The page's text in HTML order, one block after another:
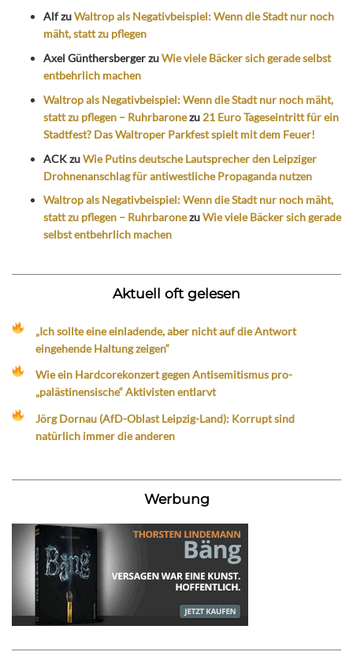
AlfzuWaltrop als Negativbeispiel: Wenn die Stadt nur noch
mäht, statt zu pflegen
Axel GünthersbergerzuWie viele Bäcker sich gerade selbst
entbehrlich machen
Waltrop als Negativbeispiel: Wenn die Stadt nur noch mäht,
statt zu pflegen – Ruhrbaronezu 21 Euro Tageseintritt für ein
Stadtfest? Das Waltroper Parkfest spielt mit dem Feuer!
ACKzuWie Putins deutsche Lautsprecher den Leipziger
Drohnenanschlag für antiwestliche Propaganda nutzen
Waltrop als Negativbeispiel: Wenn die Stadt nur noch mäht,
statt zu pflegen – RuhrbaronezuWie viele Bäcker sich gerade
selbst entbehrlich machen
Aktuell oft gelesen
„Ich sollte eine einladende, aber nicht auf die Antwort
eingehende Haltung zeigen“
Wie ein Hardcorekonzert gegen Antisemitismus pro-
„palästinensische“ Aktivisten entlarvt
Jörg Dornau (AfD-Oblast Leipzig-Land): Korrupt sind
natürlich immer die anderen
Werbung